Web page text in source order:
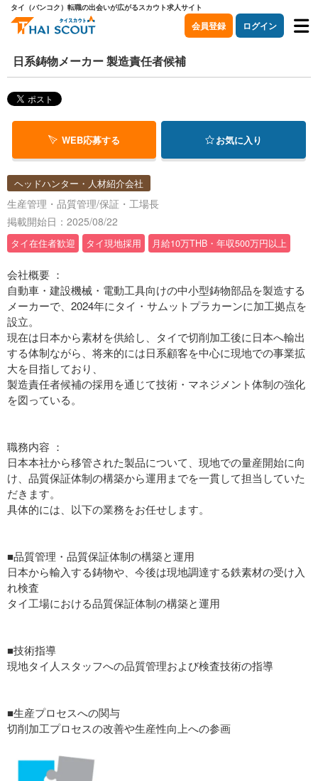
タイ（バンコク）転職の出会いが広がるスカウト求人サイト
会員登録 ログイン
日系鋳物メーカー 製造責任者候補
WEB応募する お気に入り
ヘッドハンター・人材紹介会社
生産管理・品質管理/保証・工場長
掲載開始日：2025/08/22
タイ在住者歓迎 タイ現地採用 月給10万THB・年収500万円以上
会社概要 ：
自動車・建設機械・電動工具向けの中小型鋳物部品を製造する
メーカーで、2024年にタイ・サムットプラカーンに加工拠点を
設立。
現在は日本から素材を供給し、タイで切削加工後に日本へ輸出
する体制ながら、将来的には日系顧客を中心に現地での事業拡
大を目指しており、
製造責任者候補の採用を通じて技術・マネジメント体制の強化
を図っている。
職務内容 ：
日本本社から移管された製品について、現地での量産開始に向
け、品質保証体制の構築から運用までを一貫して担当していた
だきます。
具体的には、以下の業務をお任せします。
■品質管理・品質保証体制の構築と運用
日本から輸入する鋳物や、今後は現地調達する鉄素材の受け入
れ検査
タイ工場における品質保証体制の構築と運用
■技術指導
現地タイ人スタッフへの品質管理および検査技術の指導
■生産プロセスへの関与
切削加工プロセスの改善や生産性向上への参画